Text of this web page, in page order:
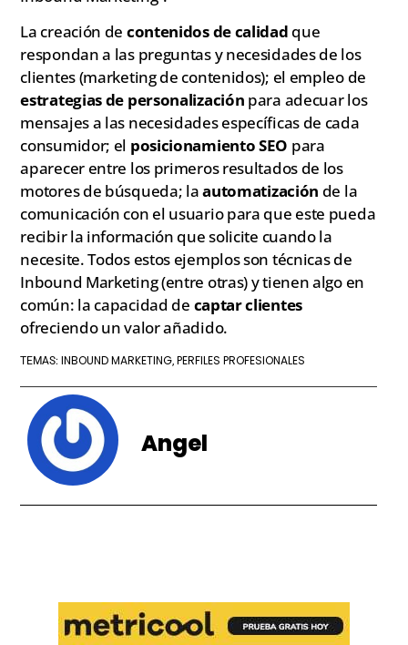
La creación de contenidos de calidad que
respondan a las preguntas y necesidades de los
clientes (marketing de contenidos); el empleo de
estrategias de personalización para adecuar los
mensajes a las necesidades específicas de cada
consumidor; el posicionamiento SEO para
aparecer entre los primeros resultados de los
motores de búsqueda; laautomatización de la
comunicación con el usuario para que este pueda
recibir la información que solicite cuando la
necesite. Todos estos ejemplos son técnicas de
Inbound Marketing (entre otras) y tienen algo en
común: la capacidad de captar clientes
ofreciendo un valor añadido.
TEMAS:INBOUND MARKETING ,PERFILES PROFESIONALES
Angel